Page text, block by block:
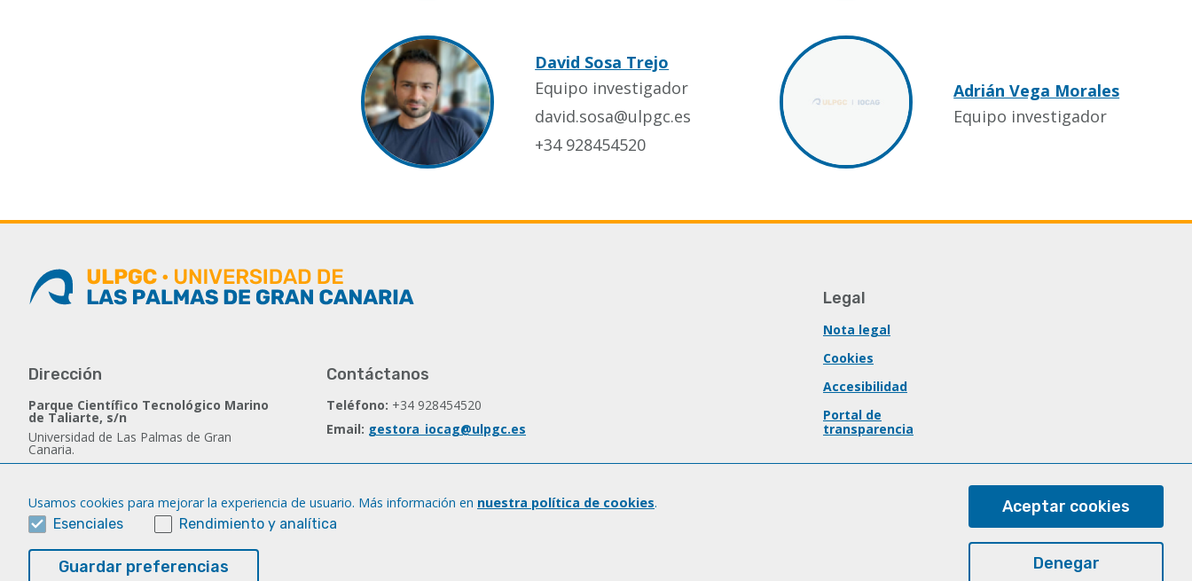
David Sosa Trejo
Equipo investigador
david.sosa@ulpgc.es
+34 928454520
Adrián Vega Morales
Equipo investigador
Dirección
Parque Científico Tecnológico Marino
de Taliarte, s/n
Universidad de Las Palmas de Gran
Canaria.
35214 Telde - España
Contáctanos
Teléfono: +34 928454520
Email: gestora_iocag@ulpgc.es
Síguenos
Facebook
Legal
Nota legal
Cookies
Accesibilidad
Portal de
transparencia
Aceptar cookies
Denegar
Usamos cookies para mejorar la experiencia de usuario. Más información en nuestra política de cookies.
Esenciales
Rendimiento y analítica
Guardar preferencias